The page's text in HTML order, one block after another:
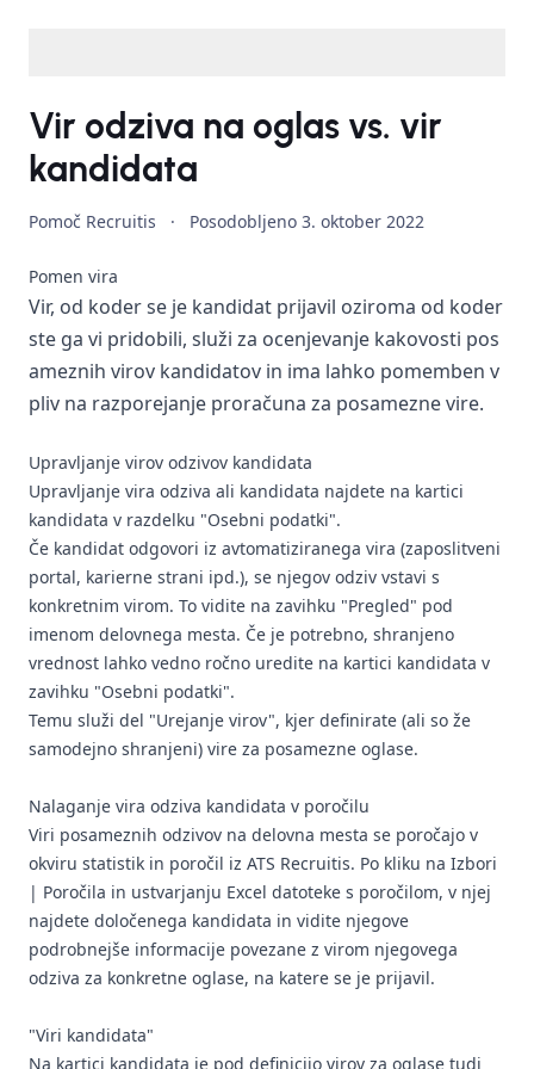
Vir odziva na oglas vs. vir
kandidata
Pomoč Recruitis · Posodobljeno 3. oktober 2022
Pomen vira
Vir, od koder se je kandidat prijavil oziroma od koder
ste ga vi pridobili, služi za ocenjevanje kakovosti pos
ameznih virov kandidatov in ima lahko pomemben v
pliv na razporejanje proračuna za posamezne vire.
Upravljanje virov odzivov kandidata
Upravljanje vira odziva ali kandidata najdete na kartici
kandidata v razdelku "Osebni podatki".
Če kandidat odgovori iz avtomatiziranega vira (zaposlitveni
portal, karierne strani ipd.), se njegov odziv vstavi s
konkretnim virom. To vidite na zavihku "Pregled" pod
imenom delovnega mesta. Če je potrebno, shranjeno
vrednost lahko vedno ročno uredite na kartici kandidata v
zavihku "Osebni podatki".
Temu služi del "Urejanje virov", kjer definirate (ali so že
samodejno shranjeni) vire za posamezne oglase.
Nalaganje vira odziva kandidata v poročilu
Viri posameznih odzivov na delovna mesta se poročajo v
okviru statistik in poročil iz ATS Recruitis. Po kliku na Izbori
| Poročila in ustvarjanju Excel datoteke s poročilom, v njej
najdete določenega kandidata in vidite njegove
podrobnejše informacije povezane z virom njegovega
odziva za konkretne oglase, na katere se je prijavil.
"Viri kandidata"
Na kartici kandidata je pod definicijo virov za oglase tudi